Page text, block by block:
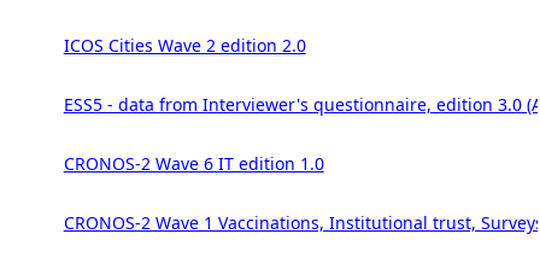
ICOS Cities Wave 2 edition 2.0
ESS5 - data from Interviewer's questionnaire, edition 3.0
CRONOS-2 Wave 6 IT edition 1.0
CRONOS-2 Wave 1 Vaccinations, Institutional trust,